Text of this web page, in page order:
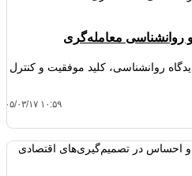
روانشناسی معامله‌گری
روانشناسی، کلید موفقیت و کنترل
۱۴۰۵/۰۳/۱۷